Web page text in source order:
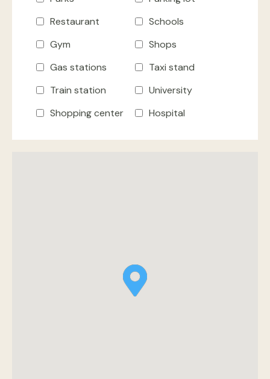
Restaurant
Schools
Gym
Shops
Gas stations
Taxi stand
Train station
University
Shopping center
Hospital